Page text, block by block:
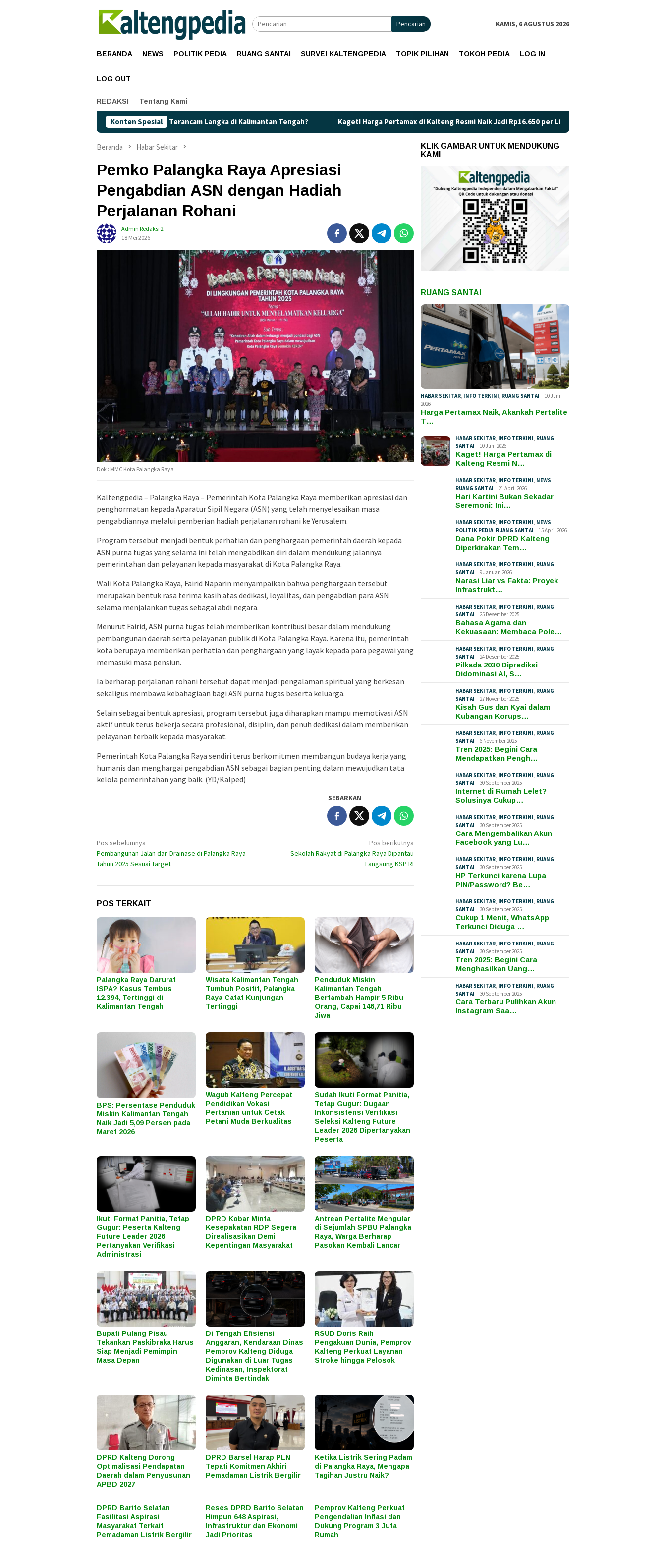
Pencarian KAMIS, 6 AGUSTUS 2026
BERANDA NEWS POLITIK PEDIA RUANG SANTAI SURVEI KALTENGPEDIA TOPIK PILIHAN TOKOH PEDIA LOG IN
LOG OUT
REDAKSI Tentang Kami
Konten Spesial
Naik, Akankah Pertalite Terancam Langka di Kalimantan Tengah? Kaget! Harga Pertamax di Kalteng Resmi Naik Jadi Rp16.650 per Liter Hari Kartini Bukan Sekadar
Beranda Habar Sekitar
Pemko Palangka Raya Apresiasi
Pengabdian ASN dengan Hadiah
Perjalanan Rohani
Admin Redaksi 2
18 Mei 2026
Dok : MMC Kota Palangka Raya
Kaltengpedia – Palangka Raya – Pemerintah Kota Palangka Raya memberikan apresiasi dan
penghormatan kepada Aparatur Sipil Negara (ASN) yang telah menyelesaikan masa
pengabdiannya melalui pemberian hadiah perjalanan rohani ke Yerusalem.
Program tersebut menjadi bentuk perhatian dan penghargaan pemerintah daerah kepada
ASN purna tugas yang selama ini telah mengabdikan diri dalam mendukung jalannya
pemerintahan dan pelayanan kepada masyarakat di Kota Palangka Raya.
Wali Kota Palangka Raya, Fairid Naparin menyampaikan bahwa penghargaan tersebut
merupakan bentuk rasa terima kasih atas dedikasi, loyalitas, dan pengabdian para ASN
selama menjalankan tugas sebagai abdi negara.
Menurut Fairid, ASN purna tugas telah memberikan kontribusi besar dalam mendukung
pembangunan daerah serta pelayanan publik di Kota Palangka Raya. Karena itu, pemerintah
kota berupaya memberikan perhatian dan penghargaan yang layak kepada para pegawai yang
memasuki masa pensiun.
Ia berharap perjalanan rohani tersebut dapat menjadi pengalaman spiritual yang berkesan
sekaligus membawa kebahagiaan bagi ASN purna tugas beserta keluarga.
Selain sebagai bentuk apresiasi, program tersebut juga diharapkan mampu memotivasi ASN
aktif untuk terus bekerja secara profesional, disiplin, dan penuh dedikasi dalam memberikan
pelayanan terbaik kepada masyarakat.
Pemerintah Kota Palangka Raya sendiri terus berkomitmen membangun budaya kerja yang
humanis dan menghargai pengabdian ASN sebagai bagian penting dalam mewujudkan tata
kelola pemerintahan yang baik. (YD/Kalped)
SEBARKAN
Navigasi
pos
Pos sebelumnya
Pembangunan Jalan dan Drainase di Palangka Raya
Tahun 2025 Sesuai Target
Pos berikutnya
Sekolah Rakyat di Palangka Raya Dipantau
Langsung KSP RI
POS TERKAIT
Palangka Raya Darurat
ISPA? Kasus Tembus
12.394, Tertinggi di
Kalimantan Tengah
Wisata Kalimantan Tengah
Tumbuh Positif, Palangka
Raya Catat Kunjungan
Tertinggi
Penduduk Miskin
Kalimantan Tengah
Bertambah Hampir 5 Ribu
Orang, Capai 146,71 Ribu
Jiwa
BPS: Persentase Penduduk
Miskin Kalimantan Tengah
Naik Jadi 5,09 Persen pada
Maret 2026
Wagub Kalteng Percepat
Pendidikan Vokasi
Pertanian untuk Cetak
Petani Muda Berkualitas
Sudah Ikuti Format Panitia,
Tetap Gugur: Dugaan
Inkonsistensi Verifikasi
Seleksi Kalteng Future
Leader 2026 Dipertanyakan
Peserta
Ikuti Format Panitia, Tetap
Gugur: Peserta Kalteng
Future Leader 2026
Pertanyakan Verifikasi
Administrasi
DPRD Kobar Minta
Kesepakatan RDP Segera
Direalisasikan Demi
Kepentingan Masyarakat
Antrean Pertalite Mengular
di Sejumlah SPBU Palangka
Raya, Warga Berharap
Pasokan Kembali Lancar
Bupati Pulang Pisau
Tekankan Paskibraka Harus
Siap Menjadi Pemimpin
Masa Depan
Di Tengah Efisiensi
Anggaran, Kendaraan Dinas
Pemprov Kalteng Diduga
Digunakan di Luar Tugas
Kedinasan, Inspektorat
Diminta Bertindak
RSUD Doris Raih
Pengakuan Dunia, Pemprov
Kalteng Perkuat Layanan
Stroke hingga Pelosok
DPRD Kalteng Dorong
Optimalisasi Pendapatan
Daerah dalam Penyusunan
APBD 2027
DPRD Barsel Harap PLN
Tepati Komitmen Akhiri
Pemadaman Listrik Bergilir
Ketika Listrik Sering Padam
di Palangka Raya, Mengapa
Tagihan Justru Naik?
DPRD Barito Selatan
Fasilitasi Aspirasi
Masyarakat Terkait
Pemadaman Listrik Bergilir
Reses DPRD Barito Selatan
Himpun 648 Aspirasi,
Infrastruktur dan Ekonomi
Jadi Prioritas
Pemprov Kalteng Perkuat
Pengendalian Inflasi dan
Dukung Program 3 Juta
Rumah
KLIK GAMBAR UNTUK MENDUKUNG
KAMI
RUANG SANTAI
HABAR SEKITAR INFO TERKINI RUANG SANTAI
10 Juni
2026
Harga Pertamax Naik, Akankah Pertalite
T…
HABAR SEKITAR INFO TERKINI RUANG
SANTAI
10 Juni 2026
Kaget! Harga Pertamax di
Kalteng Resmi N…
HABAR SEKITAR INFO TERKINI NEWS
RUANG SANTAI
21 April 2026
Hari Kartini Bukan Sekadar
Seremoni: Ini…
HABAR SEKITAR INFO TERKINI NEWS
POLITIK PEDIA RUANG SANTAI 15 April 2026
Dana Pokir DPRD Kalteng
Diperkirakan Tem…
HABAR SEKITAR INFO TERKINI RUANG
SANTAI
9 Januari 2026
Narasi Liar vs Fakta: Proyek
Infrastrukt…
HABAR SEKITAR INFO TERKINI RUANG
SANTAI
25 Desember 2025
Bahasa Agama dan
Kekuasaan: Membaca Pole…
HABAR SEKITAR INFO TERKINI RUANG
SANTAI
24 Desember 2025
Pilkada 2030 Diprediksi
Didominasi AI, S…
HABAR SEKITAR INFO TERKINI RUANG
SANTAI
27 November 2025
Kisah Gus dan Kyai dalam
Kubangan Korups…
HABAR SEKITAR INFO TERKINI RUANG
SANTAI
6 November 2025
Tren 2025: Begini Cara
Mendapatkan Pengh…
HABAR SEKITAR INFO TERKINI RUANG
SANTAI
30 September 2025
Internet di Rumah Lelet?
Solusinya Cukup…
HABAR SEKITAR INFO TERKINI RUANG
SANTAI
30 September 2025
Cara Mengembalikan Akun
Facebook yang Lu…
HABAR SEKITAR INFO TERKINI RUANG
SANTAI
30 September 2025
HP Terkunci karena Lupa
PIN/Password? Be…
HABAR SEKITAR INFO TERKINI RUANG
SANTAI
30 September 2025
Cukup 1 Menit, WhatsApp
Terkunci Diduga …
HABAR SEKITAR INFO TERKINI RUANG
SANTAI
30 September 2025
Tren 2025: Begini Cara
Menghasilkan Uang…
HABAR SEKITAR INFO TERKINI RUANG
SANTAI
30 September 2025
Cara Terbaru Pulihkan Akun
Instagram Saa…